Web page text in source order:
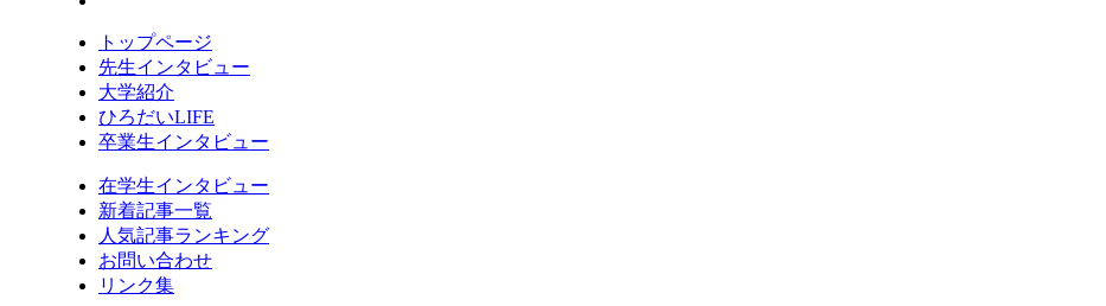
トップページ
先生インタビュー
大学紹介
ひろだいLIFE
卒業生インタビュー
在学生インタビュー
新着記事一覧
人気記事ランキング
お問い合わせ
リンク集